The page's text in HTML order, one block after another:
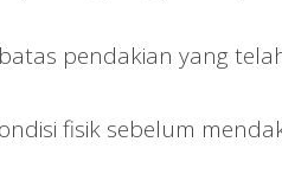
pendakian yang
fisik sebelum